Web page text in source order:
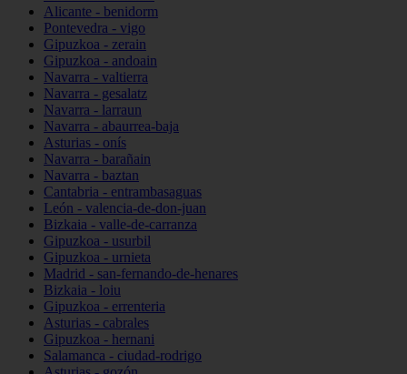
Alicante - benidorm
Pontevedra - vigo
Gipuzkoa - zerain
Gipuzkoa - andoain
Navarra - valtierra
Navarra - gesalatz
Navarra - larraun
Navarra - abaurrea-baja
Asturias - onís
Navarra - barañain
Navarra - baztan
Cantabria - entrambasaguas
León - valencia-de-don-juan
Bizkaia - valle-de-carranza
Gipuzkoa - usurbil
Gipuzkoa - urnieta
Madrid - san-fernando-de-henares
Bizkaia - loiu
Gipuzkoa - errenteria
Asturias - cabrales
Gipuzkoa - hernani
Salamanca - ciudad-rodrigo